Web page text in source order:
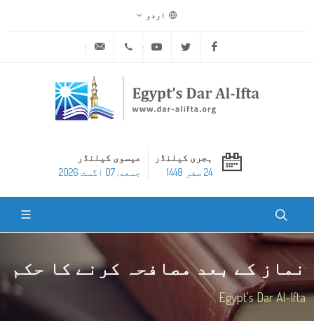
اردو
Facebook
Twitter
Youtube
ہجری کیلنڈر
24 صفر 1448
عیسوی کیلنڈر
جمعه, 07 اگست 2026
نماز کے بعد مصافحہ کرنے کا حکم
Egypt's Dar Al-Ifta